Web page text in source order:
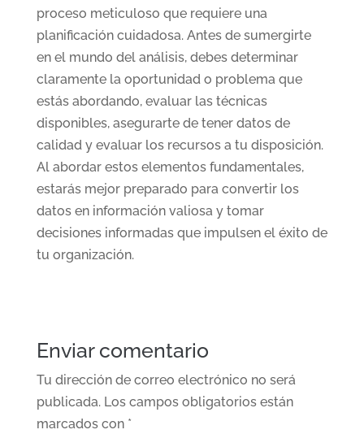
proceso meticuloso que requiere una
planificación cuidadosa. Antes de sumergirte
en el mundo del análisis, debes determinar
claramente la oportunidad o problema que
estás abordando, evaluar las técnicas
disponibles, asegurarte de tener datos de
calidad y evaluar los recursos a tu disposición.
Al abordar estos elementos fundamentales,
estarás mejor preparado para convertir los
datos en información valiosa y tomar
decisiones informadas que impulsen el éxito de
tu organización.
Enviar comentario
Tu dirección de correo electrónico no será
publicada. Los campos obligatorios están
marcados con *